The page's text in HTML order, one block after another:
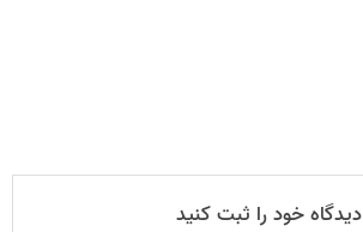
دیدگاه خود را ثبت کنید